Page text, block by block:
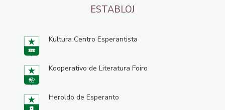
ESTABLOJ
Kultura Centro Esperantista
Kooperativo de Literatura Foiro
Heroldo de Esperanto